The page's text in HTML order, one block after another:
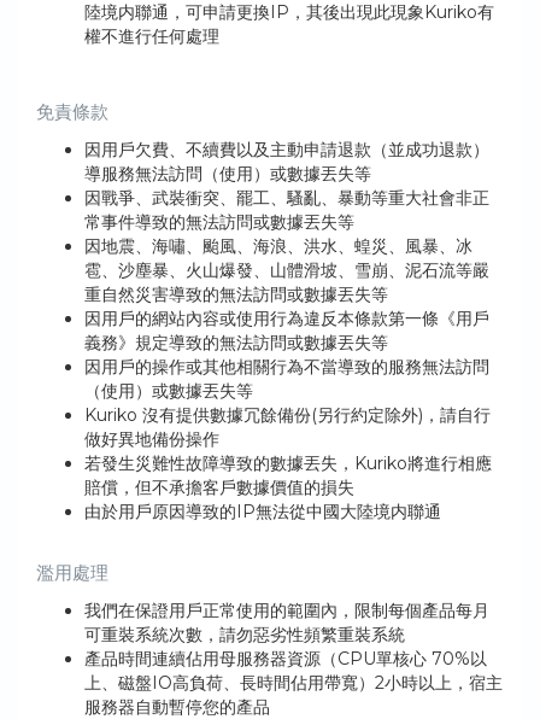
陸境内聯通，可申請更換IP，其後出現此現象Kuriko有
權不進行任何處理
免責條款
因用戶欠費、不續費以及主動申請退款（並成功退款）
導服務無法訪問（使用）或數據丟失等
因戰爭、武裝衝突、罷工、騷亂、暴動等重大社會非正
常事件導致的無法訪問或數據丟失等
因地震、海嘯、颱風、海浪、洪水、蝗災、風暴、冰
雹、沙塵暴、火山爆發、山體滑坡、雪崩、泥石流等嚴
重自然災害導致的無法訪問或數據丟失等
因用戶的網站內容或使用行為違反本條款第一條《用戶
義務》規定導致的無法訪問或數據丟失等
因用戶的操作或其他相關行為不當導致的服務無法訪問
（使用）或數據丟失等
Kuriko 沒有提供數據冗餘備份(另行約定除外)，請自行
做好異地備份操作
若發生災難性故障導致的數據丟失，Kuriko將進行相應
賠償，但不承擔客戶數據價值的損失
由於用戶原因導致的IP無法從中國大陸境内聯通
濫用處理
我們在保證用戶正常使用的範圍內，限制每個產品每月
可重裝系統次數，請勿惡劣性頻繁重裝系統
產品時間連續佔用母服務器資源（CPU單核心 70%以
上、磁盤IO高負荷、長時間佔用帶寬）2小時以上，宿主
服務器自動暫停您的產品